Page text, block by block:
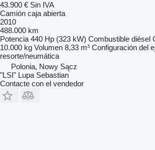
43.900 € Sin IVA
Camión caja abierta
2010
488.000 km
Potencia 440 Hp (323 kW) Combustible diésel
10.000 kg Volumen 8,33 m³ Configuración del
resorte/neumática
Polonia, Nowy Sącz
"LSI" Lupa Sebastian
Contacte con el vendedor